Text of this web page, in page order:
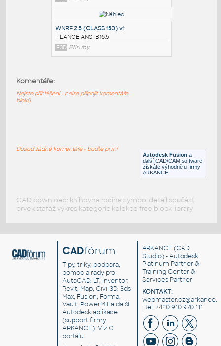
WNRF 5 (CLASS 150) v1
FLANGE ANSI B16.5
F3D Příruby
F3D Příruby
F3D Příruby Autodesk Fusion a
další CAD/CAM software
získáte výhodně u firmy
ARKANCE
Komentáře:
Nejste přihlášeni - nelze připojit komentáře
bloků
Dosud žádné komentáře - buďte první
CAD download: knihovna rodina symbol detail součást
prvek stafáž výkres kategorie kolekce free block library
CADfórum
Tipy, triky, podpora,
pomoc a rady pro
AutoCAD, LT, Inventor,
Revit, Map, Civil 3D, 3ds
Max, Fusion, Forma,
Vault, PowerMill a další
Autodesk aplikace
(support firmy
ARKANCE). VizO
portálu.
ARKANCE (CAD
Studio) - Autodesk
Platinum Partner &
Training Center &
Services Partner
KONTAKT:
| tel. +420 910 970 111